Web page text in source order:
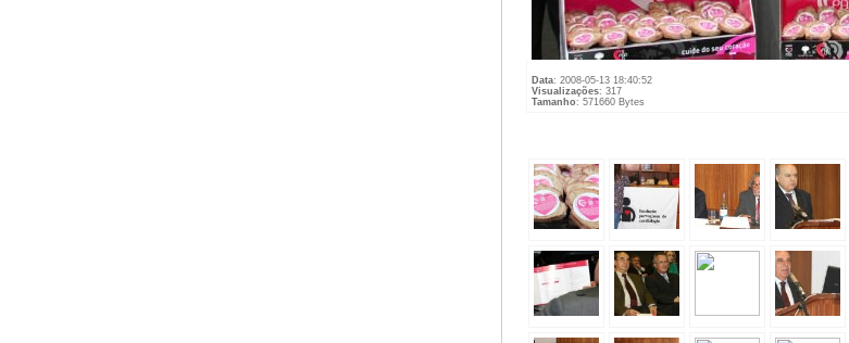
Data: 2008-05-13 18:40:52
Visualizações: 317
Tamanho: 571660 Bytes